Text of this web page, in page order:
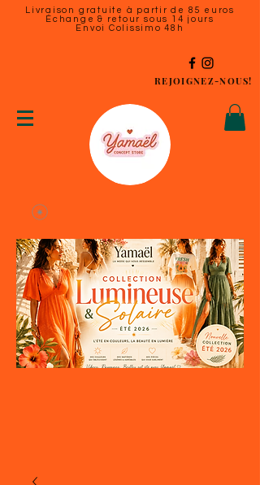
Livraison gratuite à partir de 85 euros
Échange & retour sous 14 jours
Envoi Colissimo 48h
REJOIGNEZ-NOUS!